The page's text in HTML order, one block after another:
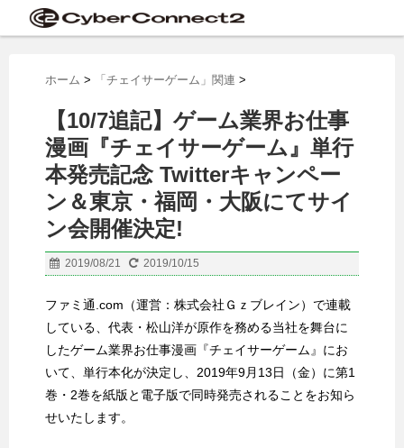
ホーム > 「チェイサーゲーム」関連 >
【10/7追記】ゲーム業界お仕事
漫画『チェイサーゲーム』単行
本発売記念 Twitterキャンペー
ン＆東京・福岡・大阪にてサイ
ン会開催決定!
2019/08/21 2019/10/15
ファミ通.com（運営：株式会社Ｇｚブレイン）で連載
している、代表・松山洋が原作を務める当社を舞台に
したゲーム業界お仕事漫画『チェイサーゲーム』にお
いて、単行本化が決定し、2019年9月13日（金）に第1
巻・2巻を紙版と電子版で同時発売されることをお知ら
せいたします。